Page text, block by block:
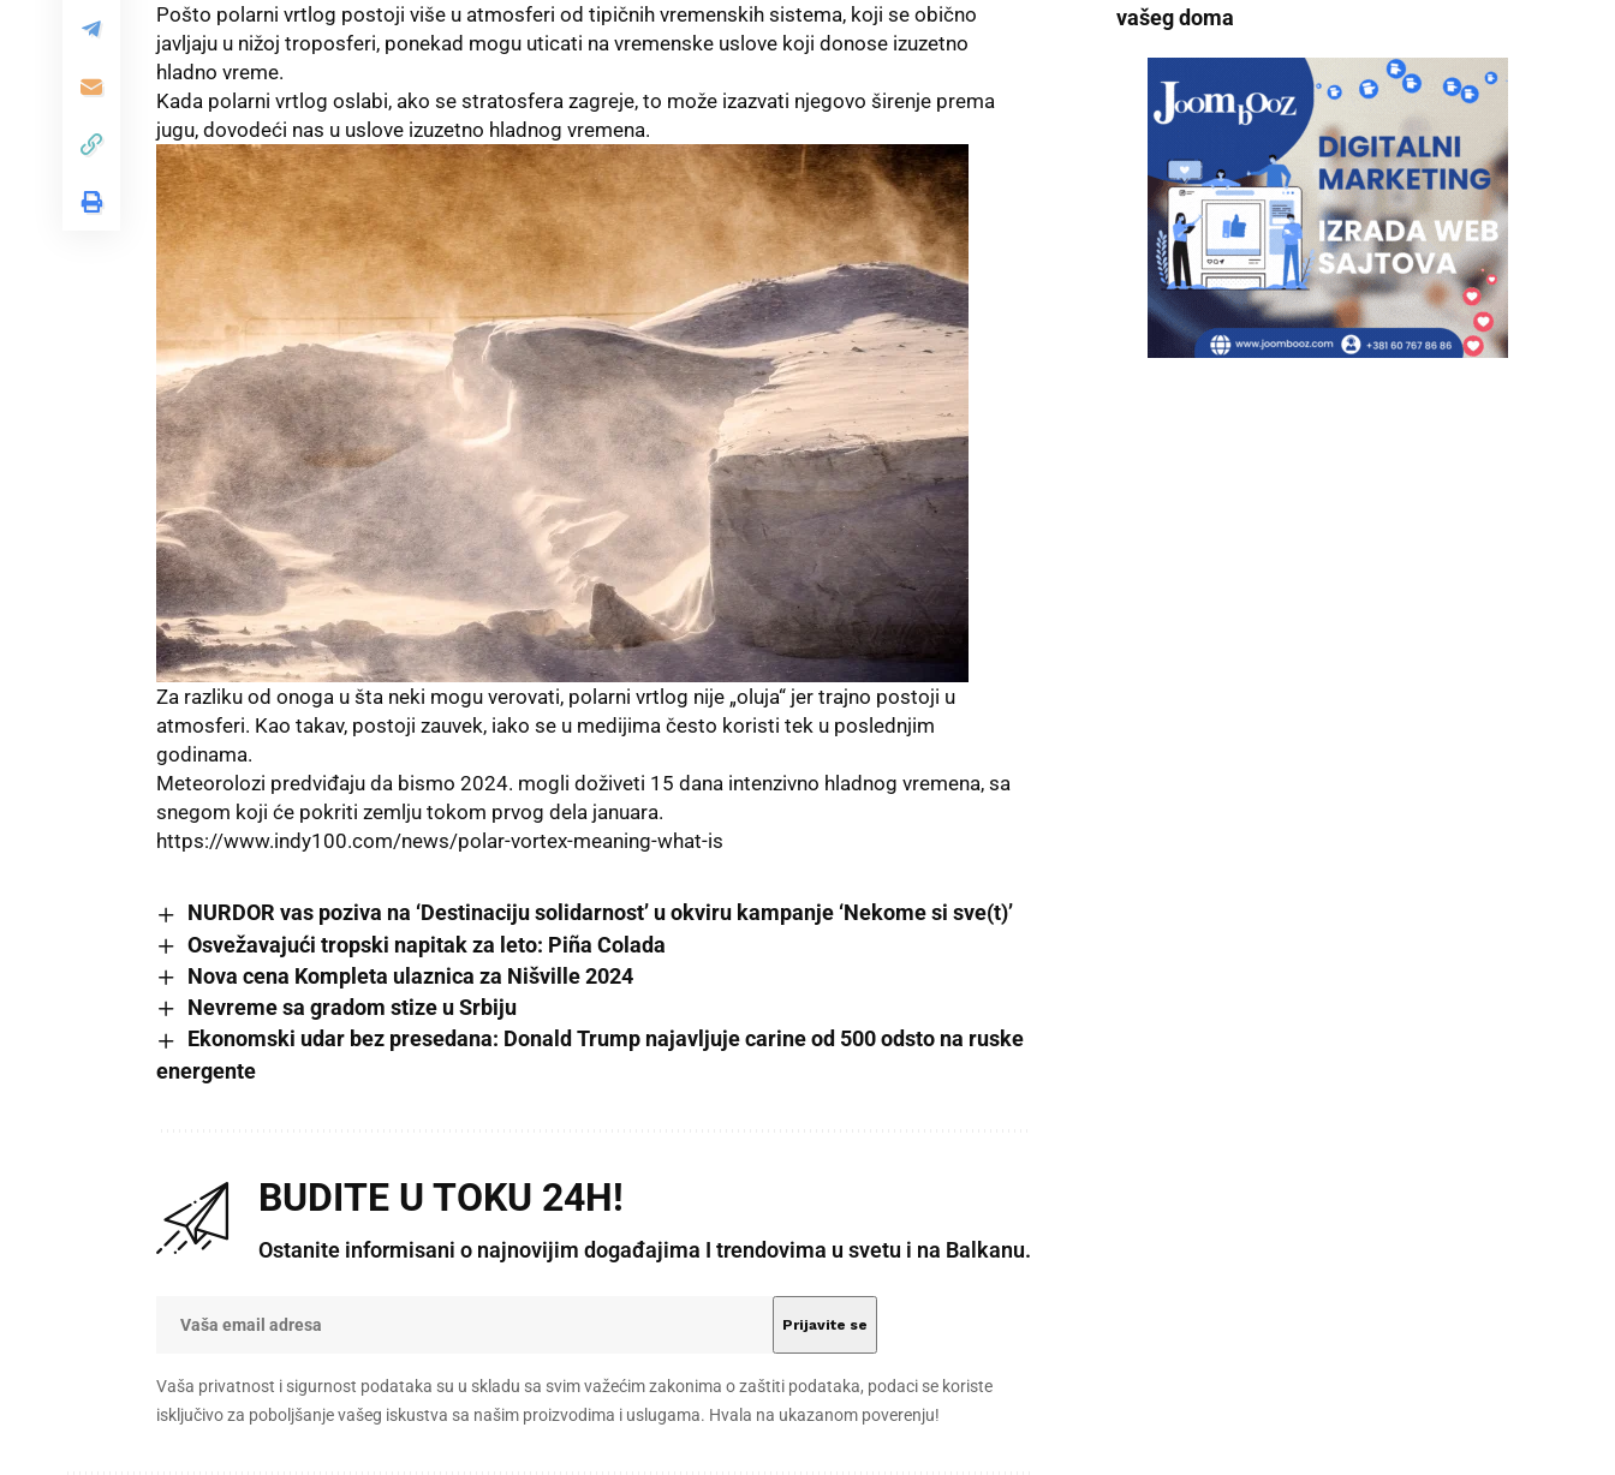
Pošto polarni vrtlog postoji više u atmosferi od tipičnih vremenskih sistema, koji se obično
javljaju u nižoj troposferi, ponekad mogu uticati na vremenske uslove koji donose izuzetno
hladno vreme.
Kada polarni vrtlog oslabi, ako se stratosfera zagreje, to može izazvati njegovo širenje prema
jugu, dovodeći nas u uslove izuzetno hladnog vremena.
Za razliku od onoga u šta neki mogu verovati, polarni vrtlog nije „oluja“ jer trajno postoji u
atmosferi. Kao takav, postoji zauvek, iako se u medijima često koristi tek u poslednjim
godinama.
Meteorolozi predviđaju da bismo 2024. mogli doživeti 15 dana intenzivno hladnog vremena, sa
snegom koji će pokriti zemlju tokom prvog dela januara.
https://www.indy100.com/news/polar-vortex-meaning-what-is
NURDOR vas poziva na ‘Destinaciju solidarnost’ u okviru kampanje ‘Nekome si sve(t)’
Osvežavajući tropski napitak za leto: Piña Colada
Nova cena Kompleta ulaznica za Nišville 2024
Nevreme sa gradom stize u Srbiju
Ekonomski udar bez presedana: Donald Trump najavljuje carine od 500 odsto na ruske
energente
BUDITE U TOKU 24H!
Ostanite informisani o najnovijim događajima I trendovima u svetu i na Balkanu.
Vaša privatnost i sigurnost podataka su u skladu sa svim važećim zakonima o zaštiti podataka, podaci se koriste
isključivo za poboljšanje vašeg iskustva sa našim proizvodima i uslugama. Hvala na ukazanom poverenju!
vašeg doma